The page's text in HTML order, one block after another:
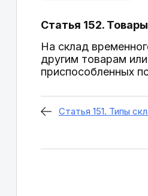
Статья 152.
На склад
другим товарам
приспособленных
Статья 151. Типы